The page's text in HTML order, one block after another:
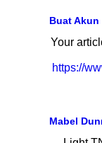
Buat
Your
https://
Mabel